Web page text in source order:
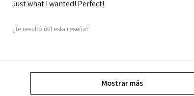
Just what I wanted! Perfect!
¿Te resultó útil esta reseña?
Mostrar más